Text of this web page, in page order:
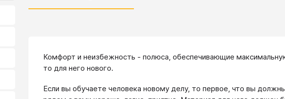
Комфорт и неизбежность - полюса, обеспечивающие
то для него нового.
Если вы обучаете человека новому делу, то первое, что вы